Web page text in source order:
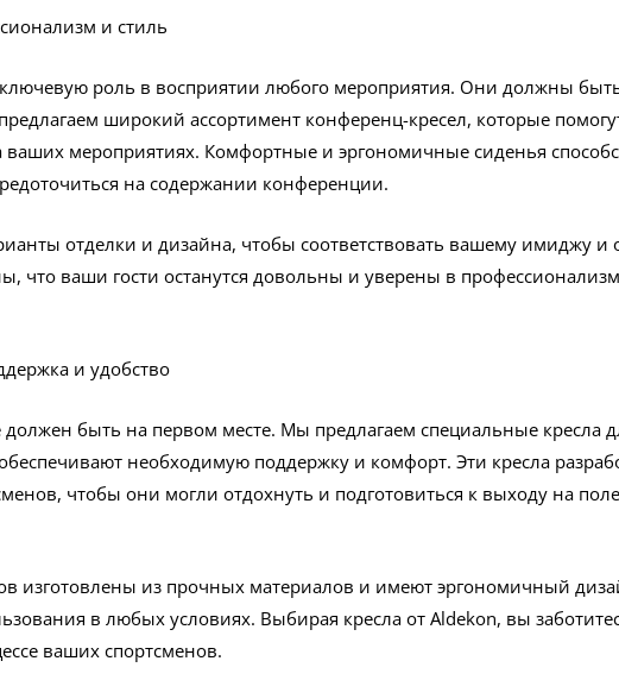
и стиль
роль в восприятии любого мероприятия. Они должны
широкий ассортимент конференц-кресел, которые
мероприятиях. Комфортные и эргономичные сиденья
на содержании конференции.
отделки и дизайна, чтобы соответствовать вашему имиджу
что ваши гости останутся довольны и уверены в
и удобство
быть на первом месте. Мы предлагаем специальные кресла
необходимую поддержку и комфорт. Эти кресла
чтобы они могли отдохнуть и подготовиться к выходу на
изготовлены из прочных материалов и имеют эргономичный
в любых условиях. Выбирая кресла от Aldekon, вы
ваших спортсменов.